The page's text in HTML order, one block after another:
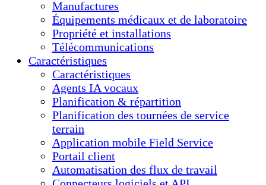
Manufactures
Équipements médicaux et de laboratoire
Propriété et installations
Télécommunications
Caractéristiques
Caractéristiques
Agents IA vocaux
Planification & répartition
Planification des tournées de service
terrain
Application mobile Field Service
Portail client
Automatisation des flux de travail